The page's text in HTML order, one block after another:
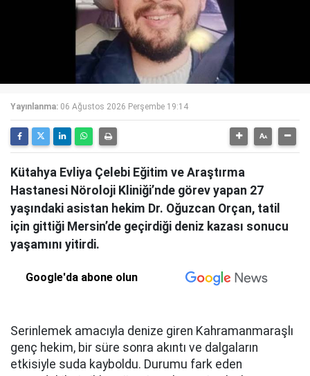
Yayınlanma: 06 Ağustos 2026 Perşembe 19:14
Kütahya Evliya Çelebi Eğitim ve Araştırma
Hastanesi Nöroloji Kliniği’nde görev yapan 27
yaşındaki asistan hekim Dr. Oğuzcan Orçan, tatil
için gittiği Mersin’de geçirdiği deniz kazası sonucu
yaşamını yitirdi.
Google'da abone olun
Serinlemek amacıyla denize giren Kahramanmaraşlı
genç hekim, bir süre sonra akıntı ve dalgaların
etkisiyle suda kayboldu. Durumu fark eden